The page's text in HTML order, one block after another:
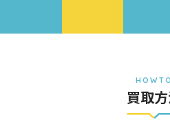
HOWTO
買取